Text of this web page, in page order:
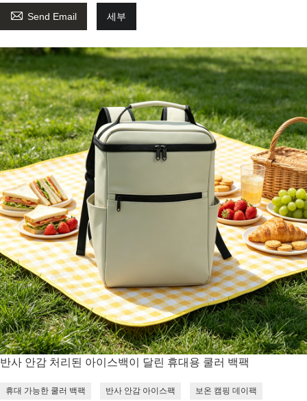
 Send Email 세부
반사 안감 처리된 아이스백이 달린 휴대용 쿨러 백팩
휴대 가능한 쿨러 백팩 반사 안감 아이스팩 보온 캠핑 데이팩